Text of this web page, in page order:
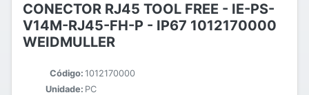
CONECTOR RJ45 TOOL FREE - IE-PS-
V14M-RJ45-FH-P - IP67 1012170000
WEIDMULLER
Código: 1012170000
Unidade: PC